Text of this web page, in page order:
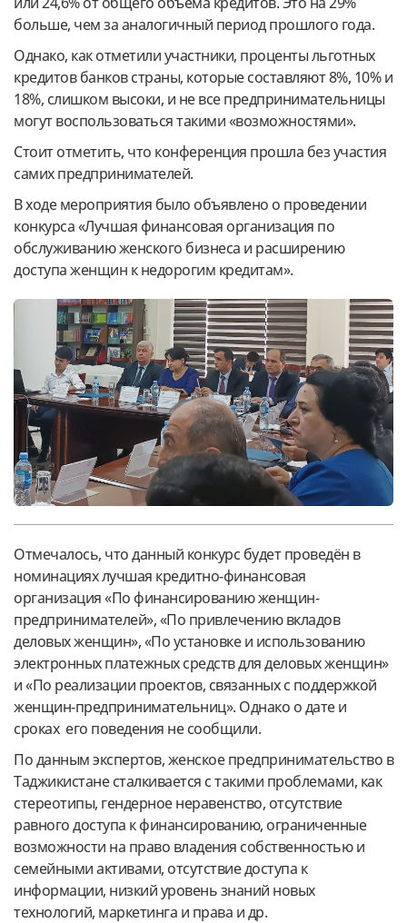
больше, чем за аналогичный период прошлого года.
Однако, как отметили участники, проценты льготных
кредитов банков страны, которые составляют 8%, 10% и
18%, слишком высоки, и не все предпринимательницы
могут воспользоваться такими «возможностями».
Стоит отметить, что конференция прошла без участия
самих предпринимателей.
В ходе мероприятия было объявлено о проведении
конкурса «Лучшая финансовая организация по
обслуживанию женского бизнеса и расширению
доступа женщин к недорогим кредитам».
Отмечалось, что данный конкурс будет проведён в
номинациях лучшая кредитно-финансовая
организация «По финансированию женщин-
предпринимателей», «По привлечению вкладов
деловых женщин», «По установке и использованию
электронных платежных средств для деловых женщин»
и «По реализации проектов, связанных с поддержкой
женщин-предпринимательниц». Однако о дате и
сроках его поведения не сообщили.
По данным экспертов, женское предпринимательство в
Таджикистане сталкивается с такими проблемами, как
стереотипы, гендерное неравенство, отсутствие
равного доступа к финансированию, ограниченные
возможности на право владения собственностью и
семейными активами, отсутствие доступа к
информации, низкий уровень знаний новых
технологий, маркетинга и права и др.